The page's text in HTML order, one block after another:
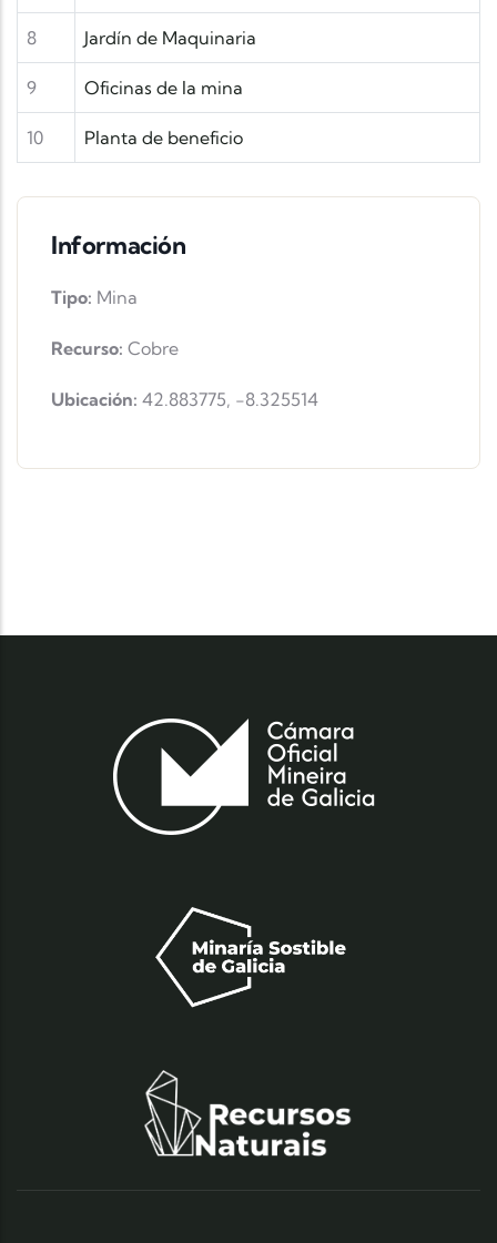
8 Jardín de Maquinaria
9 Oficinas de la mina
10 Planta de beneficio
Información
Tipo: Mina
Recurso: Cobre
Ubicación: 42.883775, -8.325514